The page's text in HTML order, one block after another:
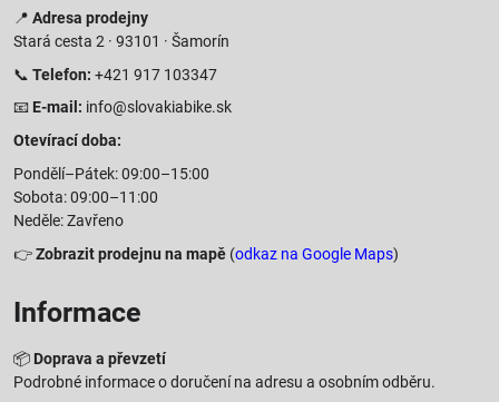
📍 Adresa prodejny
Stará cesta 2 · 93101 · Šamorín
📞 Telefon: +421 917 103347
📧 E-mail: info@slovakiabike.sk
Otevírací doba:
Pondělí–Pátek: 09:00–15:00
Sobota: 09:00–11:00
Neděle: Zavřeno
👉Zobrazit prodejnu na mapě (odkaz na Google Maps)
Informace
📦 Doprava a převzetí
Podrobné informace o doručení na adresu a osobním odběru.